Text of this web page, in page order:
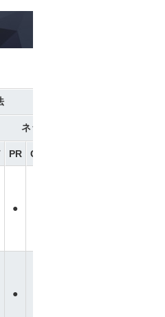
ネットワーク ※選択
PR CN
●
●